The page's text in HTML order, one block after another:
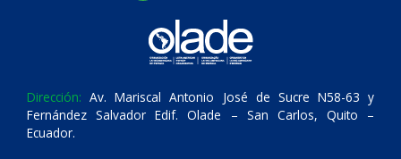
Dirección: Av. Mariscal Antonio José de Sucre N58-63 y
Fernández Salvador Edif. Olade – San Carlos, Quito –
Ecuador.